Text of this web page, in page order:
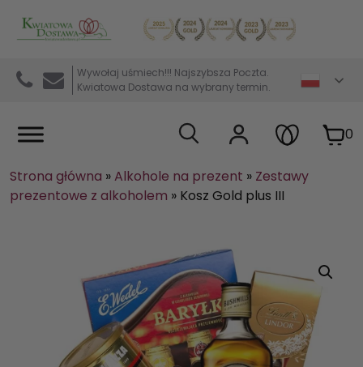
Kwiaciarnia internetowa Kwiatowa Dostawa
Wywołaj uśmiech!!! Najszybsza Poczta.
Kwiatowa Dostawa na wybrany termin.
0
Strona główna »Alkohole na prezent » Zestawy
prezentowe z alkoholem » Kosz Gold plus III